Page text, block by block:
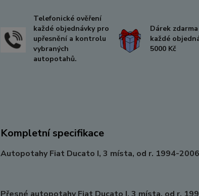
Telefonické ověření
každé objednávky pro
upřesnění a kontrolu
vybraných
autopotahů.
Dárek zdarma
každé
5000 Kč
Kompletní specifikace
Autopotahy Fiat Ducato I, 3 místa, od r. 1994-